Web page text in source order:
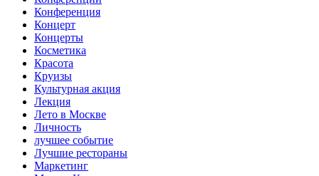
Конференция
Концерт
Концерты
Косметика
Красота
Круизы
Культурная акция
Лекция
Лето в Москве
Личность
лучшее событие
Лучшие рестораны
Маркетинг